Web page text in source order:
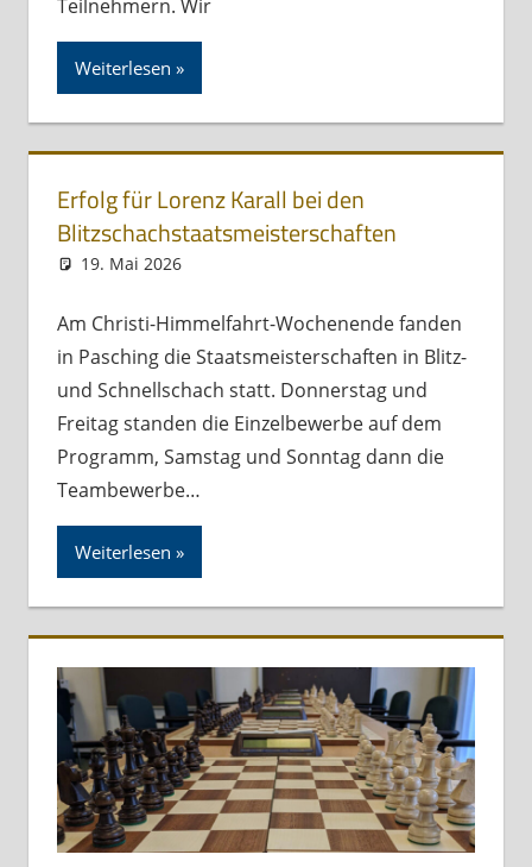
Teilnehmern. Wir
Weiterlesen
Erfolg für Lorenz Karall bei den
Blitzschachstaatsmeisterschaften
19. Mai 2026
Am Christi-Himmelfahrt-Wochenende fanden
in Pasching die Staatsmeisterschaften in Blitz-
und Schnellschach statt. Donnerstag und
Freitag standen die Einzelbewerbe auf dem
Programm, Samstag und Sonntag dann die
Teambewerbe…
Weiterlesen